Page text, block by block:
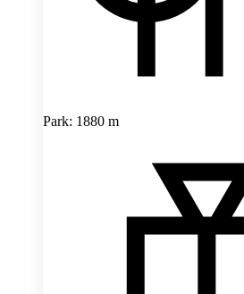
Park: 1880 m